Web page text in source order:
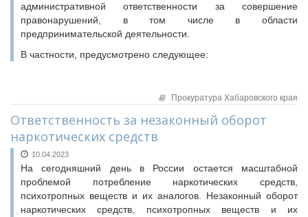
административной ответственности за совершение
правонарушений, в том числе в области
предпринимательской деятельности.
В частности, предусмотрено следующее:
Прокуратура Хабаровского края
Ответственность за незаконный оборот
наркотических средств
10.04.2023
На сегодняшний день в России остается масштабной
проблемой потребление наркотических средств,
психотропных веществ и их аналогов. Незаконный оборот
наркотических средств, психотропных веществ и их